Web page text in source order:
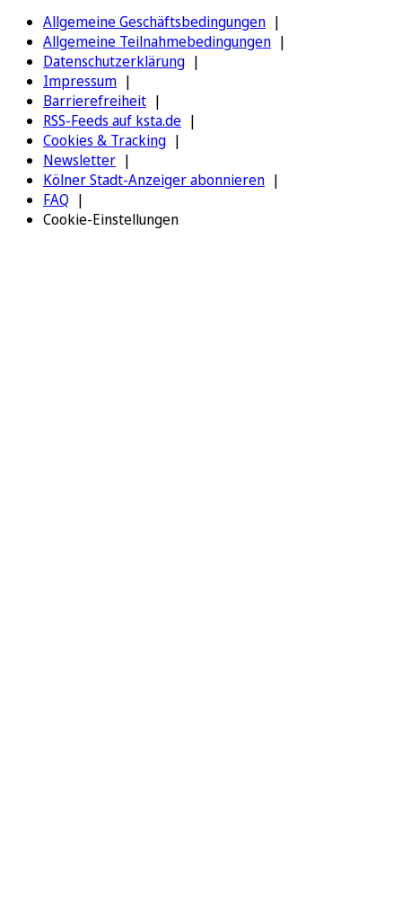
Allgemeine Geschäftsbedingungen
Allgemeine Teilnahmebedingungen
Datenschutzerklärung
Impressum
Barrierefreiheit
RSS-Feeds auf ksta.de
Cookies & Tracking
Newsletter
Kölner Stadt-Anzeiger abonnieren
FAQ
Cookie-Einstellungen